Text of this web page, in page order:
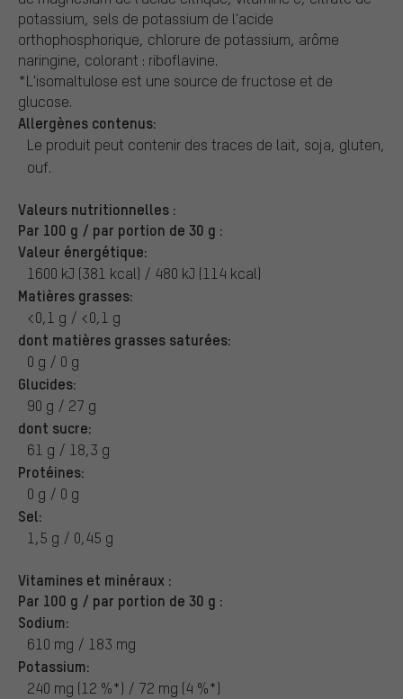
potassium, sels de potassium de l'acide
orthophosphorique, chlorure de potassium, arôme
naringine, colorant : riboflavine.
*L'isomaltulose est une source de fructose et de
glucose.
Allergènes contenus:
Le produit peut contenir des traces de lait, soja, gluten,
ouf.
Valeurs nutritionnelles :
Par 100 g / par portion de 30 g :
Valeur énergétique:
1600 kJ (381 kcal) / 480 kJ (114 kcal)
Matières grasses:
<0,1 g / <0,1 g
dont matières grasses saturées:
0 g / 0 g
Glucides:
90 g / 27 g
dont sucre:
61 g / 18,3 g
Protéines:
0 g / 0 g
Sel:
1,5 g / 0,45 g
Vitamines et minéraux :
Par 100 g / par portion de 30 g :
Sodium:
610 mg / 183 mg
Potassium:
240 mg (12 %*) / 72 mg (4 %*)